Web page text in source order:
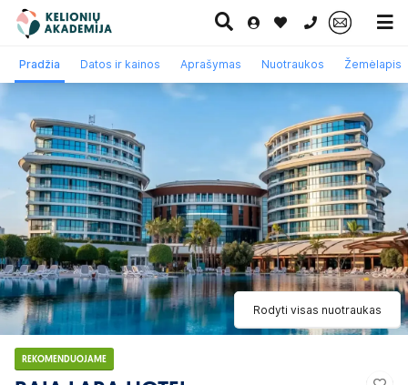
0 700 11007
Paskutinė
minutė
Pažintinės
kelionės
Egzotinės
kelionės
Kruizai
Rodyti visas nuotraukas
REKOMENDUOJAME
Pradžia Datos ir kainos Aprašymas Nuotraukos Žemėlapis